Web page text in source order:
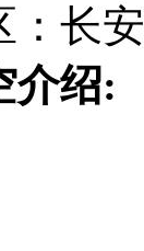
：长安
介绍: